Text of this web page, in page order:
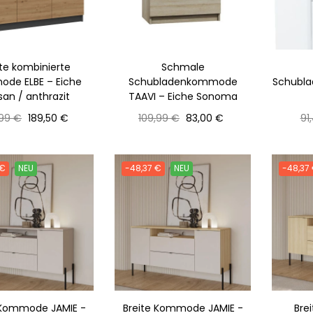
kombinierte
ELBE – Eiche
/ anthrazit
€ Preis
189,50 €
Schmale
Schubladenkommode
TAAVI – Eiche Sonoma
Normaler
109,99 € Preis
83,00 €
NEU
JAMIE -
-48,37 € NEU
Breite Kommode JAMIE -
-48,37